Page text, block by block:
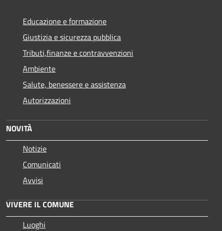
Educazione e formazione
Giustizia e sicurezza pubblica
Tributi,finanze e contravvenzioni
Ambiente
Salute, benessere e assistenza
Autorizzazioni
NOVITÀ
Notizie
Comunicati
Avvisi
VIVERE IL COMUNE
Luoghi